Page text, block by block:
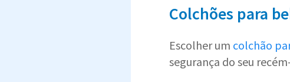
Colchões para
Escolher um colchão
segurança do seu